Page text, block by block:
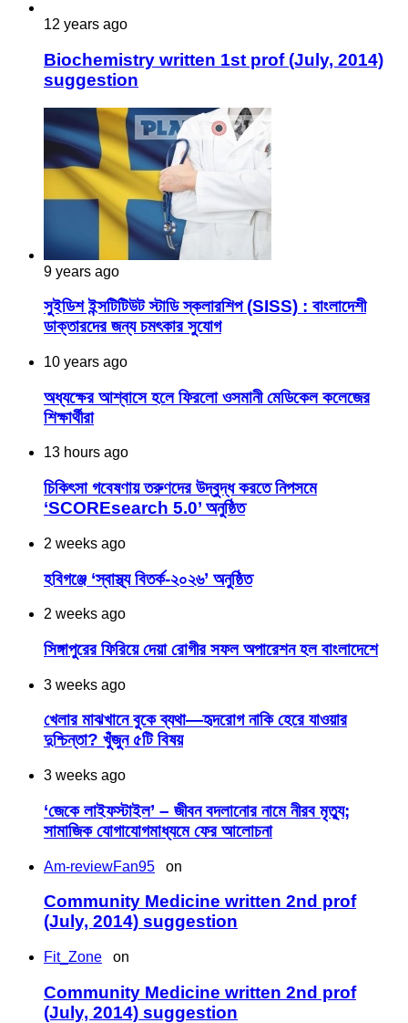
12 years ago
Biochemistry written 1st prof (July, 2014)
suggestion
9 years ago
সুইডিশ ইন্সটিটিউট স্টাডি স্কলারশিপ (SISS) : বাংলাদেশী
ডাক্তারদের জন্য চমৎকার সুযোগ
10 years ago
অধ্যক্ষের আশ্বাসে হলে ফিরলো ওসমানী মেডিকেল কলেজের
শিক্ষার্থীরা
13 hours ago
চিকিৎসা গবেষণায় তরুণদের উদ্বুদ্ধ করতে নিপসমে
‘SCOREsearch 5.0’ অনুষ্ঠিত
2 weeks ago
হবিগঞ্জে ‘স্বাস্থ্য বিতর্ক-২০২৬’ অনুষ্ঠিত
2 weeks ago
সিঙ্গাপুরের ফিরিয়ে দেয়া রোগীর সফল অপারেশন হল বাংলাদেশে
3 weeks ago
খেলার মাঝখানে বুকে ব্যথা—হৃদরোগ নাকি হেরে যাওয়ার
দুশ্চিন্তা? খুঁজুন ৫টি বিষয়
3 weeks ago
‘জেকে লাইফস্টাইল’ – জীবন বদলানোর নামে নীরব মৃত্যু;
সামাজিক যোগাযোগমাধ্যমে ফের আলোচনা
Am-reviewFan95 on
Community Medicine written 2nd prof
(July, 2014) suggestion
Fit_Zone on
Community Medicine written 2nd prof
(July, 2014) suggestion